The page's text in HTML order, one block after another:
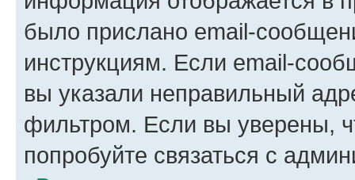
было прислано email-
инструкциям. Если email-
вы указали неправильный
фильтром. Если вы уверены,
попробуйте связаться с